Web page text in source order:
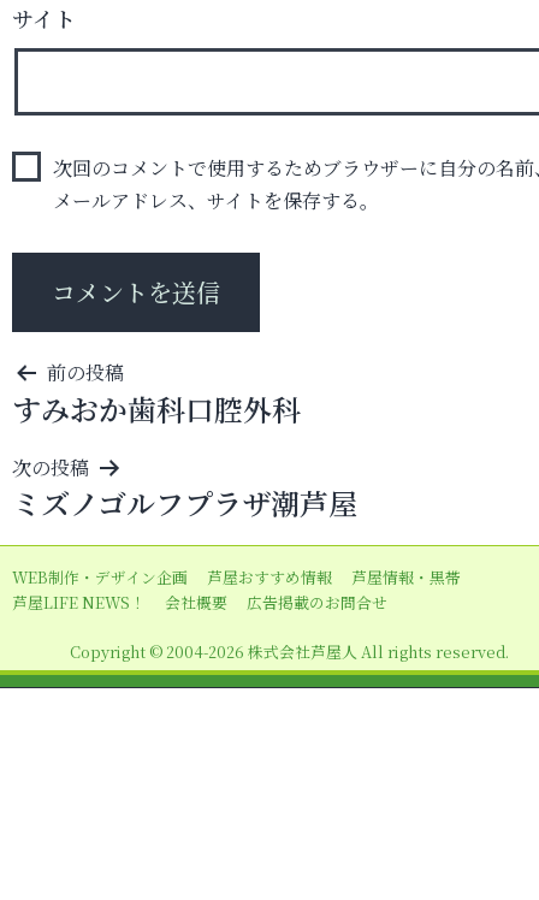
サイト
次回のコメントで使用するためブラウザーに自分の名前
メールアドレス、サイトを保存する。
投
稿
ナ
ビ
ゲ
ー
シ
ン
前の投稿
すみおか歯科口腔外科
次の投稿
ミズノゴルフプラザ潮芦屋
WEB制作・デザイン企画 芦屋おすすめ情報
芦屋情報・黒帯
芦屋LIFE NEWS！
会社概要 広告掲載のお問合せ
Copyright © 2004-2026 株式会社芦屋人 All rights reserved.